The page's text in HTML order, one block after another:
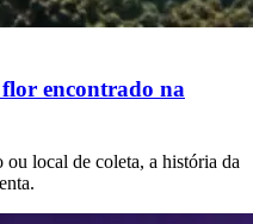
encontrado na
ou local de coleta, a história da